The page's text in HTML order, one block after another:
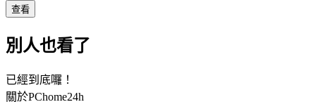
查看
別人也看了
已經到底囉！
關於PChome24h